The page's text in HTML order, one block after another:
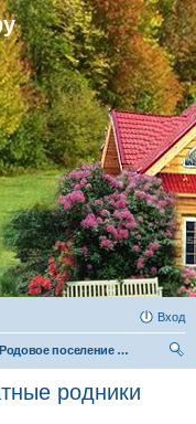
Вход
Родовое поселение Благодатные родники (Одесская обл.)
родники